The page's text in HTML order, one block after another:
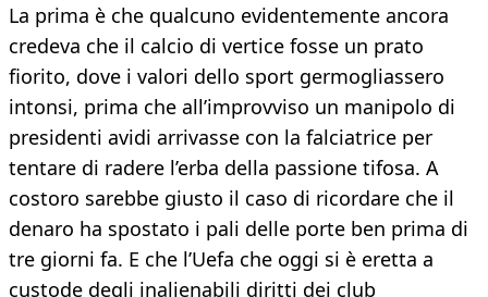
La prima è che qualcuno evidentemente ancora
credeva che il calcio di vertice fosse un prato
fiorito, dove i valori dello sport germogliassero
intonsi, prima che all’improvviso un manipolo di
presidenti avidi arrivasse con la falciatrice per
tentare di radere l’erba della passione tifosa. A
costoro sarebbe giusto il caso di ricordare che il
denaro ha spostato i pali delle porte ben prima di
tre giorni fa. E che l’Uefa che oggi si è eretta a
custode degli inalienabili diritti dei club